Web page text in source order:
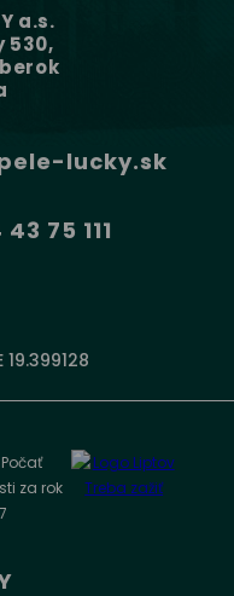
a.s.
530,
lucky.sk
75 111
19.399128